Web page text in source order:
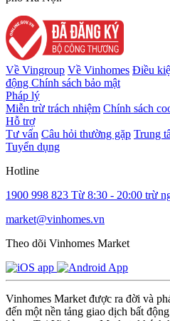
Về Vingroup Về Vinhomes Điều
động Chính sách bảo mật
Pháp lý
Miễn trừ trách nhiệm Chính sách
Hỗ trợ
Tư vấn Câu hỏi thường gặp Trung
Tuyển dụng
Hotline
1900 998 823 Từ 8:30 - 20:00 trừ
market@vinhomes.vn
Theo dõi Vinhomes Market
Vinhomes Market được ra đời và
đến một nền tảng giao dịch bất